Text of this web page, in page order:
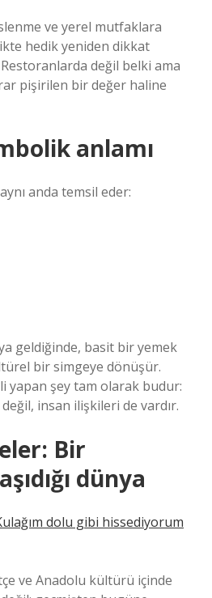
ve yerel mutfaklara
hedik yeniden dikkat
Restoranlarda değil belki ama
pişirilen bir değer haline
anlamı
anda temsil eder:
geldiğinde, basit bir yemek
bir simgeye dönüşür.
yapan şey tam olarak budur:
insan ilişkileri de vardır.
Bir
dünya
dolu gibi hissediyorum
ve Anadolu kültürü içinde